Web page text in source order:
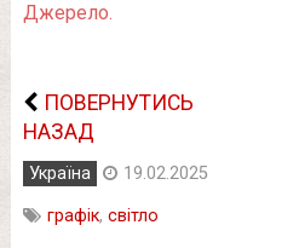
Джерело.
ПОВЕРНУТИСЬ
НАЗАД
Україна 19.02.2025
графік, світло